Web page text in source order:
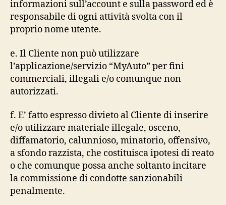
informazioni sull’account e sulla password ed è
responsabile di ogni attività svolta con il
proprio nome utente.
e. Il Cliente non può utilizzare
l’applicazione/servizio “MyAuto” per fini
commerciali, illegali e/o comunque non
autorizzati.
f. E’ fatto espresso divieto al Cliente di inserire
e/o utilizzare materiale illegale, osceno,
diffamatorio, calunnioso, minatorio, offensivo,
a sfondo razzista, che costituisca ipotesi di reato
o che comunque possa anche soltanto incitare
la commissione di condotte sanzionabili
penalmente.